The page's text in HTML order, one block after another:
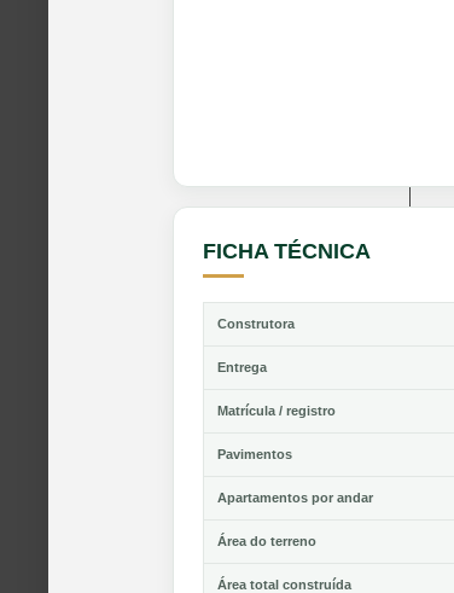
FICHA TÉCNICA
Construtora
Entrega
Matrícula / registro
Pavimentos
Apartamentos por andar
Área do terreno
Área total construída